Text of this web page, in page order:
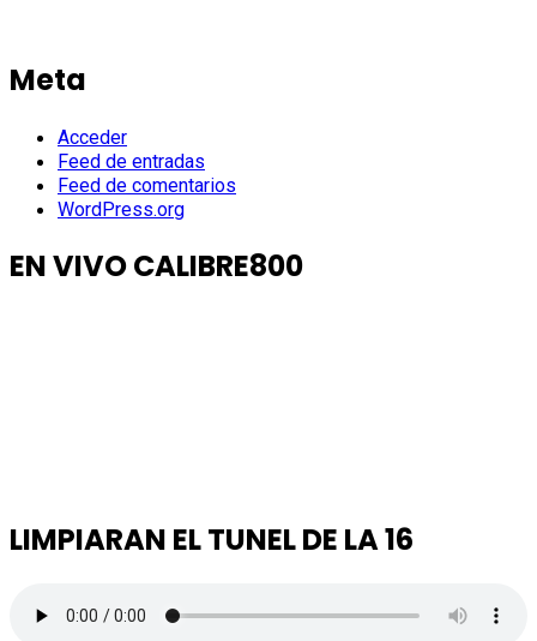
Meta
Acceder
Feed de entradas
Feed de comentarios
WordPress.org
EN VIVO CALIBRE800
LIMPIARAN EL TUNEL DE LA 16